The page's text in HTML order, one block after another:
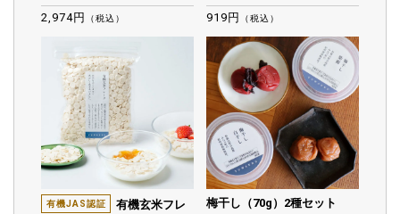
2,974円
（税込）
919円
（税込）
有機JAS認証
有機玄米フレ
梅干し（70g）2種セット